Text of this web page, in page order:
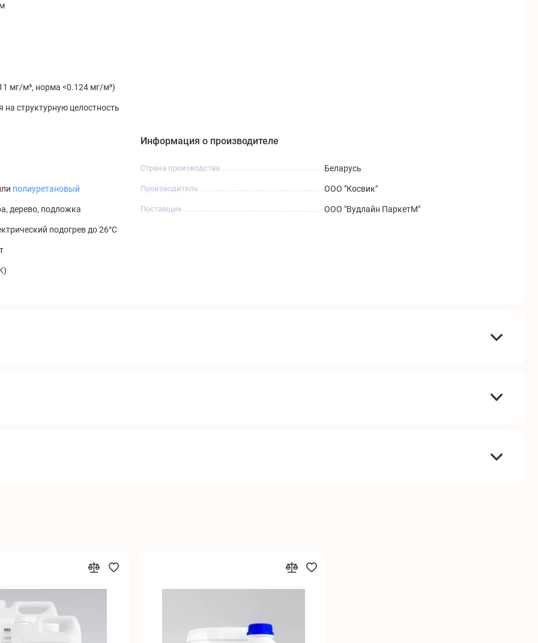
мг/м³, норма <0.124 мг/м³)
на структурную целостность
полиуретановый
дерево, подложка
подогрев до 26°C
Информация о производителе
Страна производства Беларусь
Производитель ООО "Косвик"
Поставщик ООО "Вудлайн ПаркетМ"